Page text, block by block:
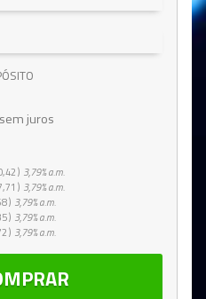
sem juros
3,79%a.m.
3,79%a.m.
3,79%a.m.
3,79%a.m.
3,79%a.m.